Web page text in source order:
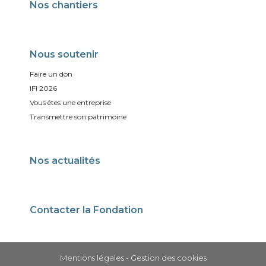
Nos chantiers
Nous soutenir
Faire un don
IFI 2026
Vous êtes une entreprise
Transmettre son patrimoine
Nos actualités
Contacter la Fondation
Mentions légales- Gestion des cookies